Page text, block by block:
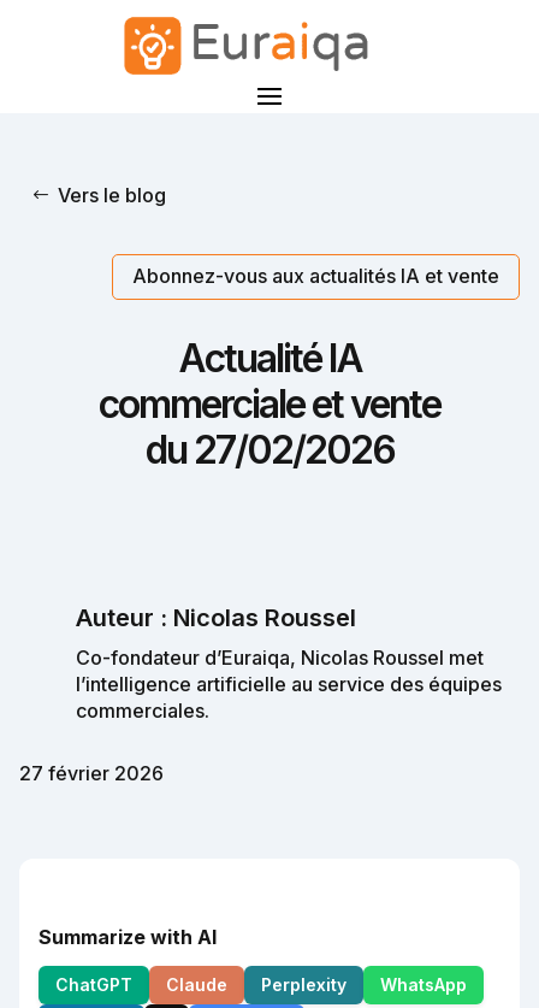
Vers le blog
Abonnez-vous aux actualités IA et vente
Actualité IA
commerciale et vente
du 27/02/2026
Auteur : Nicolas Roussel
Co-fondateur d’Euraiqa, Nicolas Roussel met
l’intelligence artificielle au service des équipes
commerciales.
27 février 2026
Summarize with AI
ChatGPT Claude Perplexity
WhatsApp